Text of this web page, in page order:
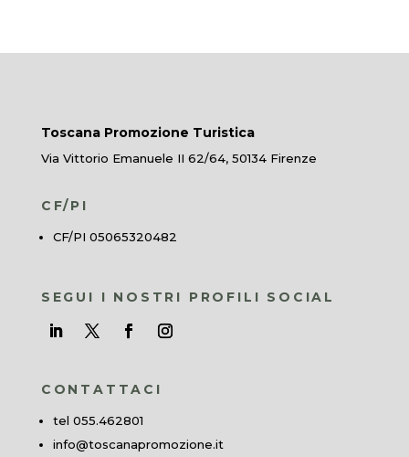
Toscana Promozione Turistica
Via Vittorio Emanuele II 62/64, 50134 Firenze
CF/PI
CF/PI 05065320482
SEGUI I NOSTRI PROFILI SOCIAL
CONTATTACI
tel 055.462801
info@toscanapromozione.it